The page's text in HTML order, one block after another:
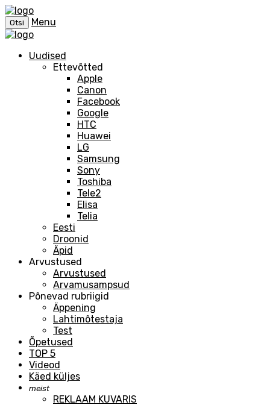
Otsi Menu
Uudised
Ettevõtted
Apple
Canon
Facebook
Google
HTC
Huawei
LG
Samsung
Sony
Toshiba
Tele2
Elisa
Telia
Eesti
Droonid
Äpid
Arvustused
Arvustused
Arvamusampsud
Põnevad rubriigid
Äppening
Lahtimõtestaja
Test
Õpetused
TOP 5
Videod
Käed küljes
meist
REKLAAM KUVARIS